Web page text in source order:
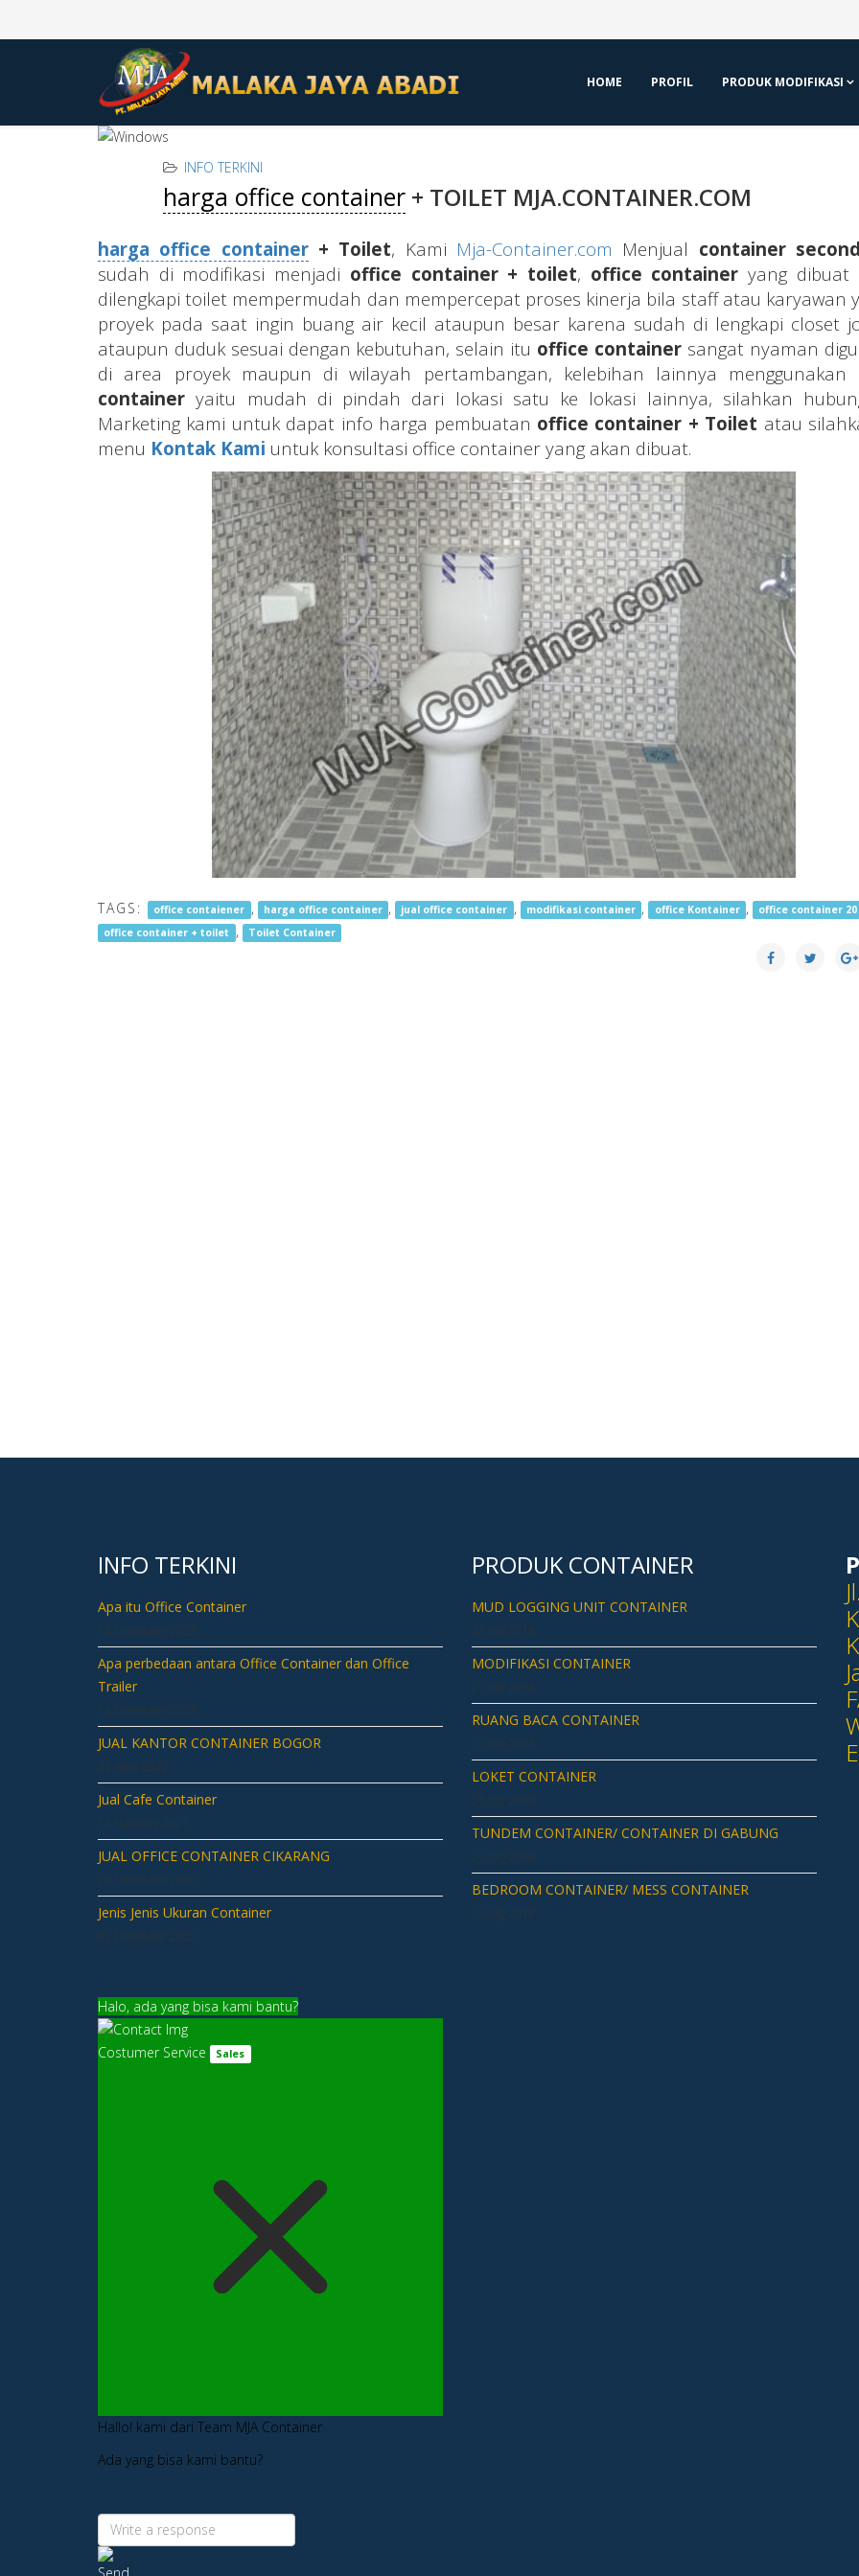
HOME PROFIL PRODUK MODIFIKASI
INFO TERKINI
harga office container + TOILET MJA.CONTAINER.COM
harga office container+ Toilet, Kami Mja-Container.com Menjual container second
sudah di modifikasi menjadi office container + toilet, office container yang dibuat
dilengkapi toilet mempermudah dan mempercepat proses kinerja bila staff atau karyawan
proyek pada saat ingin buang air kecil ataupun besar karena sudah di lengkapi closet
ataupun duduk sesuai dengan kebutuhan, selain itu office containersangat nyaman
di area proyek maupun di wilayah pertambangan, kelebihan lainnya menggunakan
container yaitu mudah di pindah dari lokasi satu ke lokasi lainnya, silahkan
Marketing kami untuk dapat info harga pembuatan office container + Toilet atau
menu Kontak Kami untuk konsultasi office container yang akan dibuat.
TAGS: office contaiener , harga office container , jual office container , modifikasi container , office Kontainer , office container
office container + toilet , Toilet Container
INFO TERKINI
Apa itu Office Container
14 December 2023
Apa perbedaan antara Office Container dan Office
Trailer
14 December 2023
JUAL KANTOR CONTAINER BOGOR
22 April 2022
Jual Cafe Container
14 February 2021
JUAL OFFICE CONTAINER CIKARANG
20 December 2020
Jenis Jenis Ukuran Container
03 December 2020
Halo, ada yang bisa kami bantu?
Costumer Service Sales
Hallo! kami dari Team MJA Container
Ada yang bisa kami bantu?
PRODUK CONTAINER
MUD LOGGING UNIT CONTAINER
27 July 2018
MODIFIKASI CONTAINER
27 July 2018
RUANG BACA CONTAINER
27 July 2018
LOKET CONTAINER
TUNDEM CONTAINER/ CONTAINER DI GABUNG
BEDROOM CONTAINER/ MESS CONTAINER